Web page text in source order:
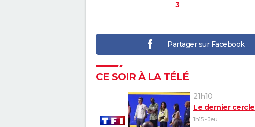
3
Partager sur Facebook
CE SOIR À LA TÉLÉ
21h10
Le dernier cercle
1h15 - Jeu